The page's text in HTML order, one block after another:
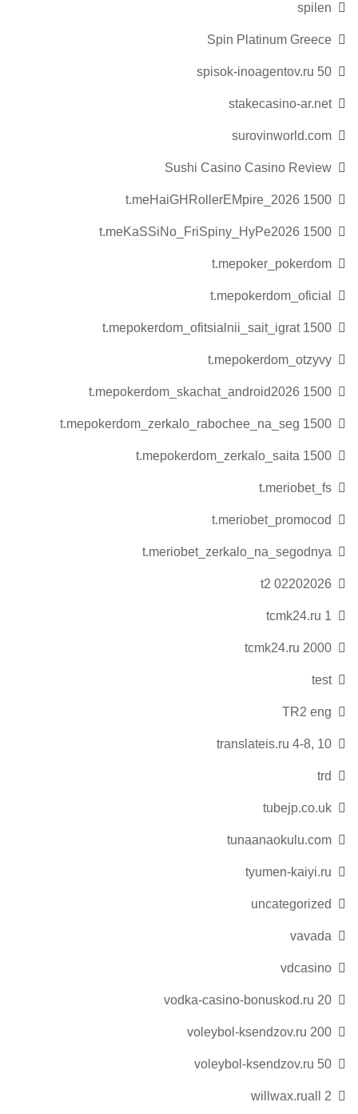
spilen
Spin Platinum Greece
spisok-inoagentov.ru 50
stakecasino-ar.net
surovinworld.com
Sushi Casino Casino Review
t.meHaiGHRollerEMpire_2026 1500
t.meKaSSiNo_FriSpiny_HyPe2026 1500
t.mepoker_pokerdom
t.mepokerdom_oficial
t.mepokerdom_ofitsialnii_sait_igrat 1500
t.mepokerdom_otzyvy
t.mepokerdom_skachat_android2026 1500
t.mepokerdom_zerkalo_rabochee_na_seg 1500
t.mepokerdom_zerkalo_saita 1500
t.meriobet_fs
t.meriobet_promocod
t.meriobet_zerkalo_na_segodnya
t2 02202026
tcmk24.ru 1
tcmk24.ru 2000
test
TR2 eng
translateis.ru 4-8, 10
trd
tubejp.co.uk
tunaanaokulu.com
tyumen-kaiyi.ru
uncategorized
vavada
vdcasino
vodka-casino-bonuskod.ru 20
voleybol-ksendzov.ru 200
voleybol-ksendzov.ru 50
willwax.ruall 2